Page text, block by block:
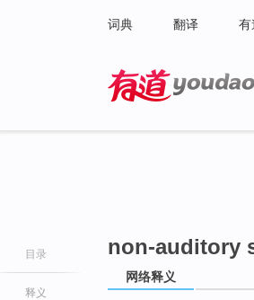
词典 翻译 有
目录
释义
non-auditory
网络释义